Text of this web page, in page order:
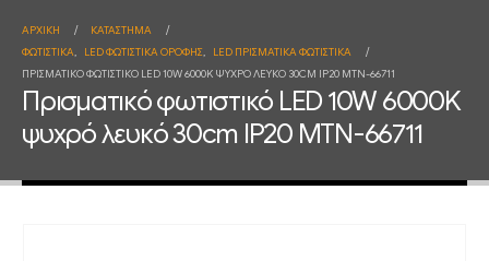
ΑΡΧΙΚΉ
ΚΑΤΆΣΤΗΜΑ
ΦΩΤΙΣΤΙΚΑ, LED ΦΩΤΙΣΤΙΚΑ ΟΡΟΦΗΣ,
LED ΠΡΙΣΜΑΤΙΚΑ ΦΩΤΙΣΤΙΚΑ
ΠΡΙΣΜΑΤΙΚΌ ΦΩΤΙΣΤΙΚΌ LED 10W 6000K ΨΥΧΡΌ ΛΕΥΚΌ 30CM IP20 MTN-66711
Πρισματικό φωτιστικό LED 10W 6000K
ψυχρό λευκό 30cm IP20 MTN-66711